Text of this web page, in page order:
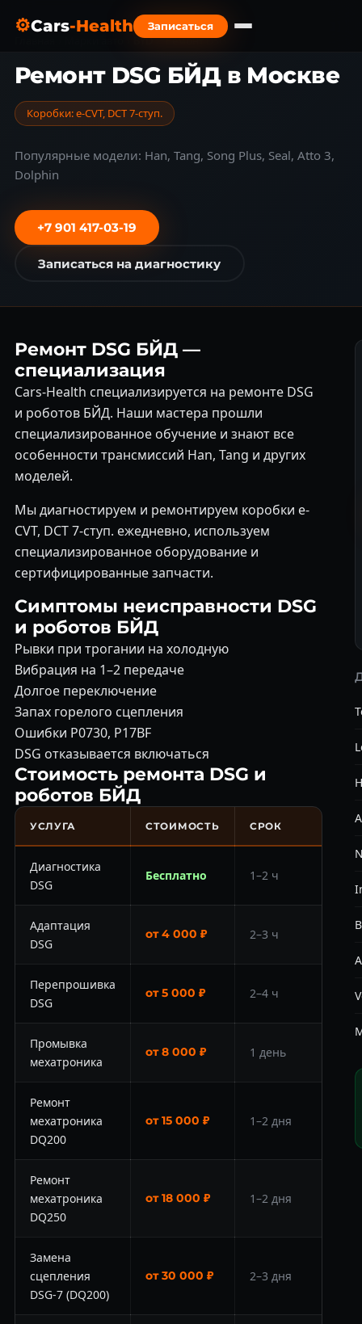
⚙Cars-Health Записаться
BYD › Ремонт DSG
Ремонт DSG БЙД в Москве
Коробки: e-CVT, DCT 7-ступ.
Популярные модели: Han, Tang, Song Plus, Seal, Atto 3,
Dolphin
+7 901 417-03-19
Записаться на диагностику
Ремонт DSG БЙД —
специализация
Cars-Health специализируется на ремонте DSG
и роботов БЙД. Наши мастера прошли
специализированное обучение и знают все
особенности трансмиссий Han, Tang и других
моделей.
Мы диагностируем и ремонтируем коробки e-
CVT, DCT 7-ступ. ежедневно, используем
специализированное оборудование и
сертифицированные запчасти.
Симптомы неисправности DSG
и роботов БЙД
Рывки при трогании на холодную
Вибрация на 1–2 передаче
Долгое переключение
Запах горелого сцепления
Ошибки P0730, P17BF
DSG отказывается включаться
Стоимость ремонта DSG и
роботов БЙД
УСЛУГА СТОИМОСТЬ СРОК
Диагностика
DSG
Бесплатно 1–2 ч
Адаптация
DSG
от 4 000 ₽ 2–3 ч
Перепрошивка
DSG
от 5 000 ₽ 2–4 ч
Промывка
мехатроника
от 8 000 ₽ 1 день
Ремонт
мехатроника
DQ200
от 15 000 ₽ 1–2 дня
Ремонт
мехатроника
DQ250
от 18 000 ₽ 1–2 дня
Замена
сцепления
DSG-7 (DQ200)
от 30 000 ₽ 2–3 дня